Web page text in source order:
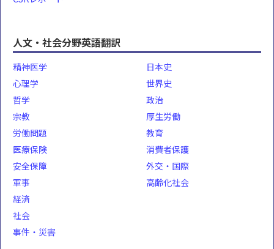
人文・社会分野英語翻訳
精神医学
心理学
哲学
宗教
日本史
世界史
政治
厚生労働
労働問題
医療保険
安全保障
軍事
教育
消費者保護
外交・国際
高齢化社会
経済
社会
事件・災害